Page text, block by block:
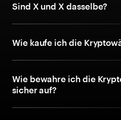
Sind X und X dasselbe?
Wie kaufe ich die
Wie bewahre ich die
sicher auf?